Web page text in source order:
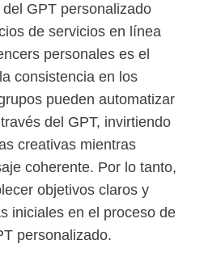
GPT personalizado
de servicios en línea
personales es el
consistencia en los
pueden automatizar
del GPT, invirtiendo
creativas mientras
coherente. Por lo tanto,
objetivos claros y
iniciales en el proceso de
personalizado.